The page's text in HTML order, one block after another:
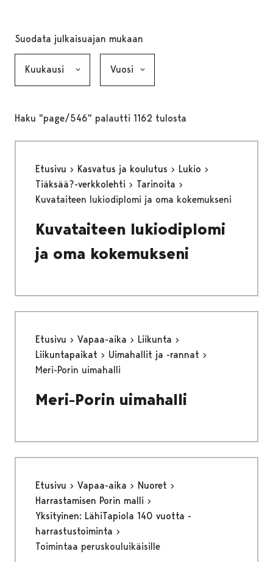
Suodata julkaisuajan mukaan
Haku "page/546" palautti 1162 tulosta
Etusivu Kasvatus ja koulutus
Lukio
Tiäksää?-verkkolehti
Tarinoita
Kuvataiteen lukiodiplomi ja oma kokemukseni
Kuvataiteen lukiodiplomi
ja oma kokemukseni
Etusivu Vapaa-aika
Liikunta
Liikuntapaikat
Uimahallit ja -rannat
Meri-Porin uimahalli
Meri-Porin uimahalli
Etusivu Vapaa-aika
Nuoret
Harrastamisen Porin malli
Yksityinen: LähiTapiola 140 vuotta -
harrastustoiminta
Toimintaa peruskouluikäisille